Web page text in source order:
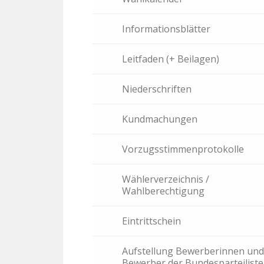
Informationsblätter
Leitfaden (+ Beilagen)
Niederschriften
Kundmachungen
Vorzugsstimmenprotokolle
Wählerverzeichnis /
Wahlberechtigung
Eintrittschein
Aufstellung Bewerberinnen und